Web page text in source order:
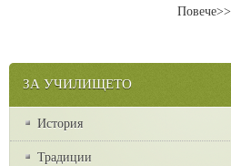
Повече>>
ЗА УЧИЛИЩЕТО
История
Традиции